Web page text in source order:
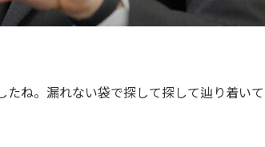
ね。漏れない袋で探して探して辿り着い